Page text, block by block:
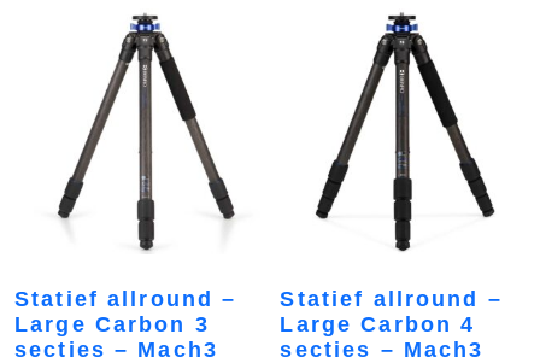
Statief allround –
Large Carbon 3
secties – Mach3
Statief allround –
Large Carbon 4
secties – Mach3